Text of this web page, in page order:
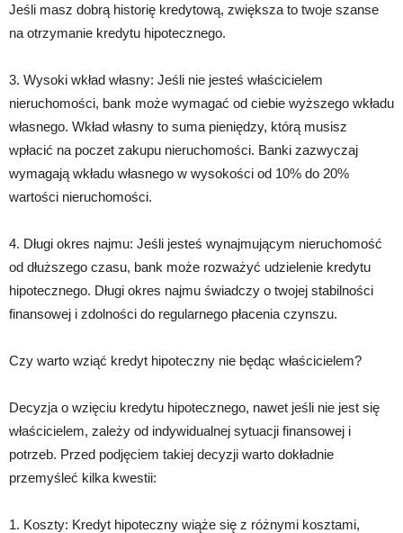
Jeśli masz dobrą historię kredytową, zwiększa to twoje szanse
na otrzymanie kredytu hipotecznego.
3. Wysoki wkład własny: Jeśli nie jesteś właścicielem
nieruchomości, bank może wymagać od ciebie wyższego wkładu
własnego. Wkład własny to suma pieniędzy, którą musisz
wpłacić na poczet zakupu nieruchomości. Banki zazwyczaj
wymagają wkładu własnego w wysokości od 10% do 20%
wartości nieruchomości.
4. Długi okres najmu: Jeśli jesteś wynajmującym nieruchomość
od dłuższego czasu, bank może rozważyć udzielenie kredytu
hipotecznego. Długi okres najmu świadczy o twojej stabilności
finansowej i zdolności do regularnego płacenia czynszu.
Czy warto wziąć kredyt hipoteczny nie będąc właścicielem?
Decyzja o wzięciu kredytu hipotecznego, nawet jeśli nie jest się
właścicielem, zależy od indywidualnej sytuacji finansowej i
potrzeb. Przed podjęciem takiej decyzji warto dokładnie
przemyśleć kilka kwestii:
1. Koszty: Kredyt hipoteczny wiąże się z różnymi kosztami,